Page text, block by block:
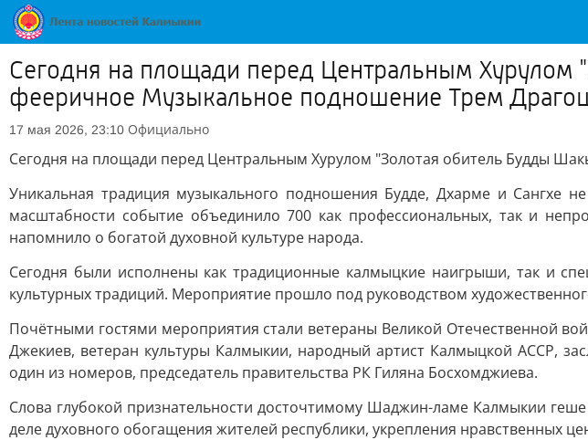
Сегодня на площади перед Центральным Хурулом
фееричное Музыкальное подношение Трем
17 мая 2026, 23:10 Официально
Сегодня на площади перед Центральным Хурулом "Золотая обитель Будды
Уникальная традиция музыкального подношения Будде, Дхарме и Сангхе
масштабности событие объединило 700 как профессиональных, так и
напомнило о богатой духовной культуре народа.
Сегодня были исполнены как традиционные калмыцкие наигрыши, так и
культурных традиций. Мероприятие прошло под руководством
Почётными гостями мероприятия стали ветераны Великой Отечественной
Джекиев, ветеран культуры Калмыкии, народный артист Калмыцкой АССР,
один из номеров, председатель правительства РК Гиляна Босхомджиева.
Слова глубокой признательности досточтимому Шаджин-ламе Калмыкии
деле духовного обогащения жителей республики, укрепления нравственных